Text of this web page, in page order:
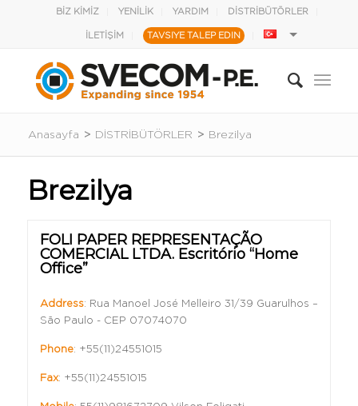
BİZ KİMİZ YENİLİK YARDIM DİSTRİBÜTÖRLER
İLETİŞİM TAVSIYE TALEP EDIN
Anasayfa > DİSTRİBÜTÖRLER > Brezilya
Brezilya
FOLI PAPER REPRESENTAÇÃO
COMERCIAL LTDA. Escritório “Home
Office”
Address: Rua Manoel José Melleiro 31/39 Guarulhos –
São Paulo - CEP 07074070
Phone: +55(11)24551015
Fax: +55(11)24551015